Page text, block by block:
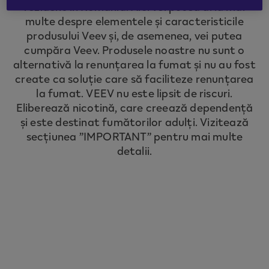
to redirect you to the country you are
located in.
CONTINUE
rezident în România. Aici vei putea afla mai
multe despre elementele și caracteristicile
produsului Veev și, de asemenea, vei putea
cumpăra Veev. Produsele noastre nu sunt o
alternativă la renunțarea la fumat și nu au fost
create ca soluție care să faciliteze renunțarea
la fumat. VEEV nu este lipsit de riscuri.
Eliberează nicotină, care creează dependență
și este destinat fumătorilor adulți. Vizitează
secțiunea ”IMPORTANT” pentru mai multe
detalii.